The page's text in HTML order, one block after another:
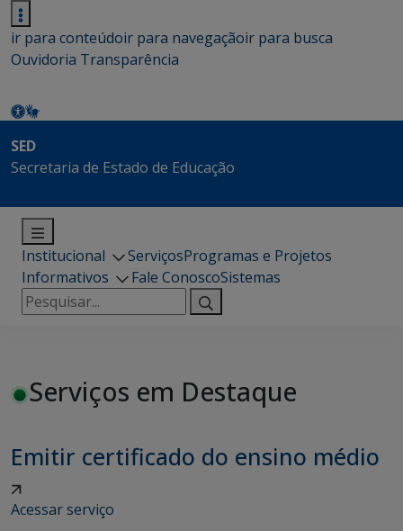
ir para conteúdoir para navegaçãoir para busca
Ouvidoria Transparência
SED
Secretaria de Estado de Educação
Institucional ServiçosProgramas e Projetos
Informativos
Fale ConoscoSistemas
Pesquisar
por:
Serviços em Destaque
Emitir certificado do ensino médio
Acessar serviço